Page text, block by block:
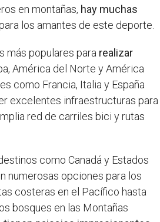
en montañas, hay muchas
los amantes de este deporte.
más populares para realizar
América del Norte y América
como Francia, Italia y España
excelentes infraestructuras para
red de carriles bici y rutas
como Canadá y Estados
numerosas opciones para los
costeras en el Pacífico hasta
bosques en las Montañas